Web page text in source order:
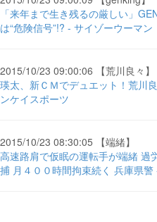
「来年まで生き残るの厳しい」
は“危険信号”!? - サイゾーウーマン
2015/10/23 09:00:06 【荒川良々】
瑛太、新ＣＭでデュエット！荒川
ンケイスポーツ
2015/10/23 08:30:05 【端緒】
高速路肩で仮眠の運転手が端緒 過
捕 月４００時間拘束続く 兵庫県警